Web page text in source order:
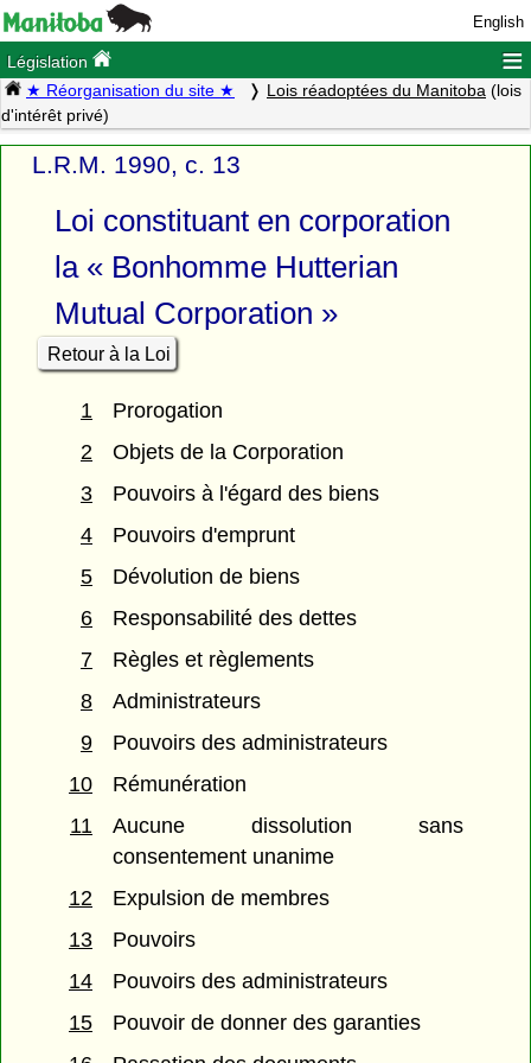
English
Législation ≡
★ Réorganisation du site ★ Lois réadoptées du Manitoba (lois
d'intérêt privé)
L.R.M. 1990, c. 13
Loi constituant en corporation
la « Bonhomme Hutterian
Mutual Corporation »
Retour à la Loi
1
Prorogation
2
Objets de la Corporation
3
Pouvoirs à l'égard des biens
4
Pouvoirs d'emprunt
5
Dévolution de biens
6
Responsabilité des dettes
7
Règles et règlements
8
Administrateurs
9
Pouvoirs des administrateurs
10
Rémunération
11
Aucune dissolution sans
consentement unanime
12
Expulsion de membres
13
Pouvoirs
14
Pouvoirs des administrateurs
15
Pouvoir de donner des garanties